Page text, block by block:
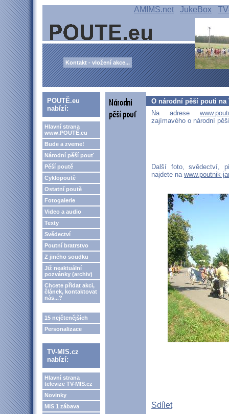
AMIMS.net JukeBox
Kontakt - vložení akce...
POUTĚ.eu
nabízí:
Hlavní strana
www.POUTĚ.eu
Bude a zveme!
Národní pěší pouť
Pěší poutě
Cyklopoutě
Ostatní poutě
Fotogalerie
Video a audio
Texty
Svědectví
Poutní bratrstvo
Z jiného soudku
Již neaktuální
pozvánky (archiv)
Chcete přidat akci,
článek, kontaktovat
nás...?
15 nejčtenějších
Personalizace
TV-MIS.cz
nabízí:
Hlavní strana
televize TV-MIS.cz
Novinky
MIS 1 zábava
O národní pěší pouti na
Na adrese
zajímavého o národní
Další foto, svědectví,
najdete na www.poutnik-
Sdílet